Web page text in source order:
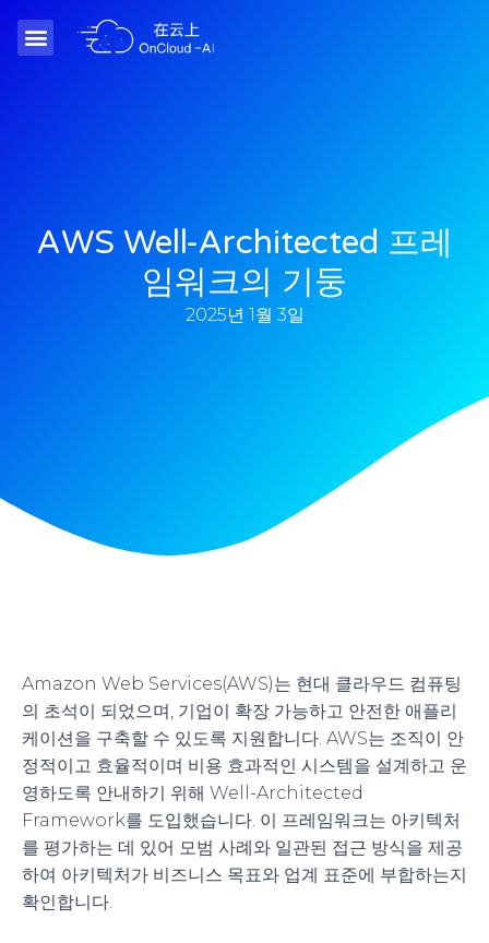
AWS Well-Architected 프레
임워크의 기둥
2025년 1월 3일
Amazon Web Services(AWS)는 현대 클라우드 컴퓨팅
의 초석이 되었으며, 기업이 확장 가능하고 안전한 애플리
케이션을 구축할 수 있도록 지원합니다. AWS는 조직이 안
정적이고 효율적이며 비용 효과적인 시스템을 설계하고 운
영하도록 안내하기 위해 Well-Architected
Framework를 도입했습니다. 이 프레임워크는 아키텍처
를 평가하는 데 있어 모범 사례와 일관된 접근 방식을 제공
하여 아키텍처가 비즈니스 목표와 업계 표준에 부합하는지
확인합니다.